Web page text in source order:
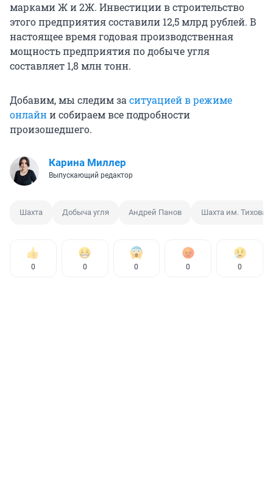
марками Ж и 2Ж. Инвестиции в строительство
этого предприятия составили 12,5 млрд рублей. В
настоящее время годовая производственная
мощность предприятия по добыче угля
составляет 1,8 млн тонн.
Добавим, мы следим за ситуацией в режиме
онлайни собираем все подробности
произошедшего.
Карина Миллер
Выпускающий редактор
Шахта Добыча угля Андрей Панов Шахта им. Тихова
0 0 0 0 0